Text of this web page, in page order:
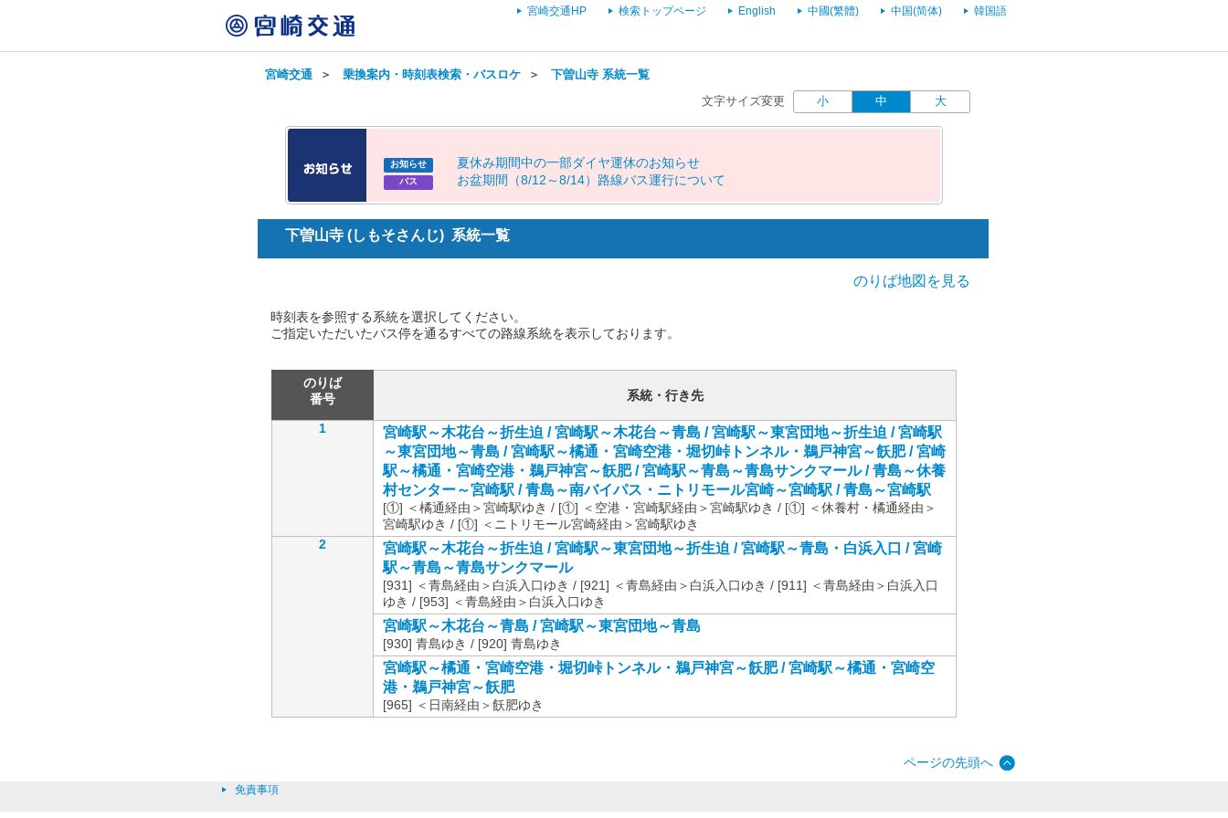
宮崎交通HP 検索トップページ English 中國(繁體) 中国(简体) 韓国語
宮崎交通 ＞ 乗換案内・時刻表検索・バスロケ ＞ 下曽山寺 系統一覧
文字サイズ変更 小 中 大
お知らせ 夏休み期間中の一部ダイヤ運休のお知らせ
バス お盆期間 （8/1 2 ～8/14） 路線バス運行について
下曽山寺 (しもそさんじ) 系統一覧
のりば地図を見る
時刻表を参照する系統を選択してください。
ご指定いただいたバス停を通るすべての路線系統を表示しております。
のりば
番号
系統・行き先
1
宮崎駅～木花台～折生迫 / 宮崎駅～木花台～青島 / 宮崎駅～東宮団地～折生迫 / 宮崎駅
～東宮団地～青島 / 宮崎駅～橘通・宮崎空港・堀切峠トンネル・鵜戸神宮～飫肥 / 宮崎
駅～橘通・宮崎空港・鵜戸神宮～飫肥 / 宮崎駅～青島～青島サンクマール / 青島～休養
村センター～宮崎駅 / 青島～南バイパス・ニトリモール宮崎～宮崎駅 / 青島～宮崎駅
[①] ＜橘通経由＞宮崎駅ゆき / [①] ＜空港・宮崎駅経由＞宮崎駅ゆき / [①] ＜休養村・橘通経由＞
宮崎駅ゆき / [①] ＜ニトリモール宮崎経由＞宮崎駅ゆき
2
宮崎駅～木花台～折生迫 / 宮崎駅～東宮団地～折生迫 / 宮崎駅～青島・白浜入口 / 宮崎
駅～青島～青島サンクマール
[931] ＜青島経由＞白浜入口ゆき / [921] ＜青島経由＞白浜入口ゆき / [911] ＜青島経由＞白浜入口
ゆき / [953] ＜青島経由＞白浜入口ゆき
宮崎駅～木花台～青島 / 宮崎駅～東宮団地～青島
[930] 青島ゆき / [920] 青島ゆき
宮崎駅～橘通・宮崎空港・堀切峠トンネル・鵜戸神宮～飫肥 / 宮崎駅～橘通・宮崎空
港・鵜戸神宮～飫肥
[965] ＜日南経由＞飫肥ゆき
ページの先頭へ
免責事項